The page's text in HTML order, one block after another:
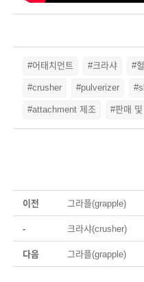
#어태치먼트 #크라샤 #
#crusher #pulverizer
#attachment 제조 #판매
이전 그라플(grapple)
- 크라샤(crusher)
다음 그라플(grapple)